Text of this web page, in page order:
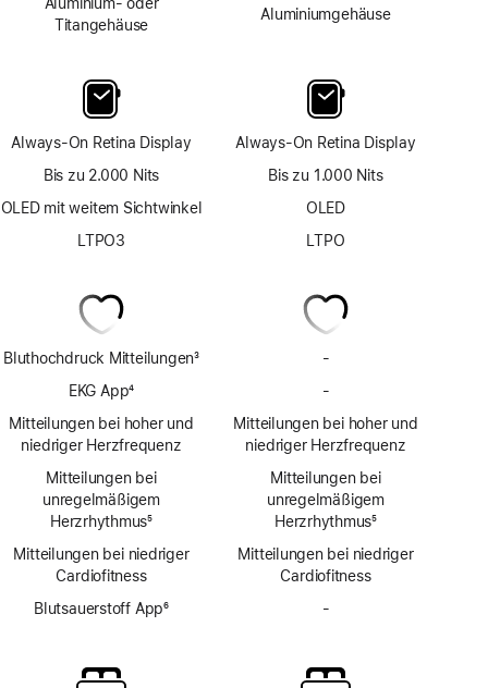
Aluminium‑ oder
Titangehäuse
Always-On Retina Display
Bis zu 2.000 Nits
OLED mit weitem Sichtwinkel
LTPO3
Bluthochdruck Mitteilungen3
EKG App
Fußnote
4
Mitteilungen bei hoher und
niedriger Herzfrequenz
Mitteilungen bei
unregelmäßigem
Herzrhythmus
Fußnote
5
Mitteilungen bei niedriger
Cardio­fitness
Blutsauerstoff App6
Aluminiumgehäuse
Always-On Retina Display
Bis zu 1.000 Nits
OLED
LTPO
-
teilungen
-
EKG
App
Mitteilungen bei hoher und
niedriger Herzfrequenz
Mitteilungen bei
unregelmäßigem
Herzrhythmus
Fußnote
5
Mitteilungen bei niedriger
Cardio­fitness
-